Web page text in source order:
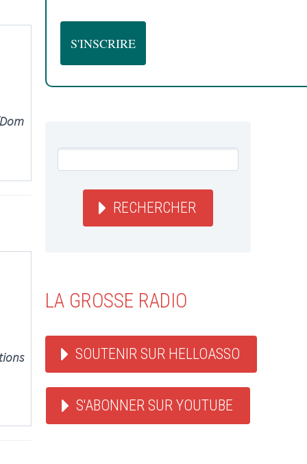
RECHERCHER
LA GROSSE RADIO
SOUTENIR SUR HELLOASSO
S'ABONNER SUR YOUTUBE